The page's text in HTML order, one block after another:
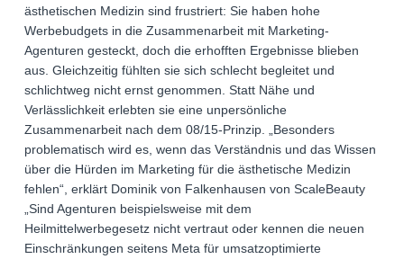
ästhetischen Medizin sind frustriert: Sie haben hohe
Werbebudgets in die Zusammenarbeit mit Marketing-
Agenturen gesteckt, doch die erhofften Ergebnisse blieben
aus. Gleichzeitig fühlten sie sich schlecht begleitet und
schlichtweg nicht ernst genommen. Statt Nähe und
Verlässlichkeit erlebten sie eine unpersönliche
Zusammenarbeit nach dem 08/15-Prinzip. „Besonders
problematisch wird es, wenn das Verständnis und das Wissen
über die Hürden im Marketing für die ästhetische Medizin
fehlen“, erklärt Dominik von Falkenhausen von ScaleBeauty
„Sind Agenturen beispielsweise mit dem
Heilmittelwerbegesetz nicht vertraut oder kennen die neuen
Einschränkungen seitens Meta für umsatzoptimierte